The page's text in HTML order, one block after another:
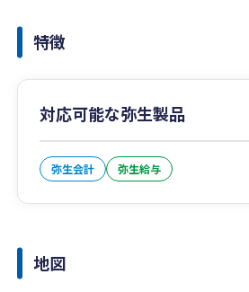
特徴
対応可能な弥生製品
弥生会計 弥生給与
地図